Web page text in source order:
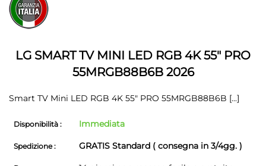
della
galleria
all'inizio
della
galleria
immagini
LG SMART TV MINI LED RGB 4K 55" PRO
55MRGB88B6B 2026
Smart TV Mini LED RGB 4K 55" PRO 55MRGB88B6B [...]
Disponibilità : Immediata
Spedizione : GRATIS Standard ( consegna in 3/4gg. )